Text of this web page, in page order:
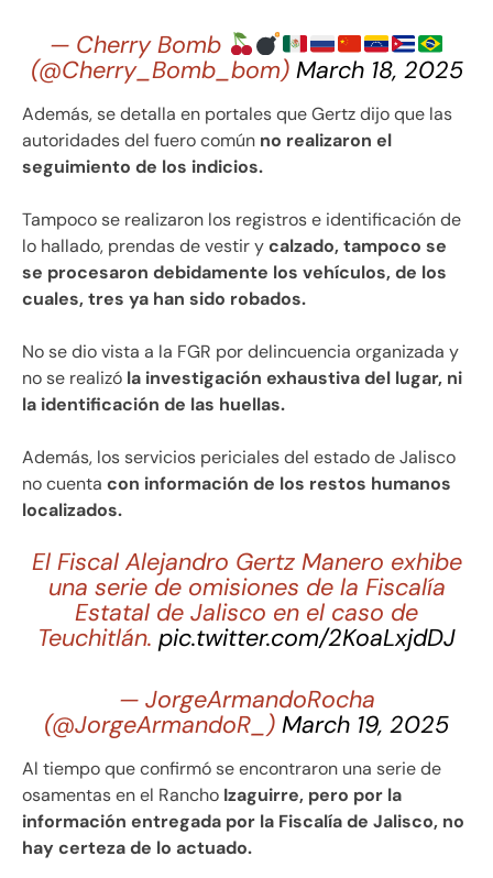
— Cherry Bomb
(@Cherry_Bomb_bom) March 18, 2025
Además, se detalla en portales que Gertz dijo que las
autoridades del fuero común no realizaron el
seguimiento de los indicios.
Tampoco se realizaron los registros e identificación de
lo hallado, prendas de vestir ycalzado, tampoco se
se procesaron debidamente los vehículos, de los
cuales, tres ya han sido robados.
No se dio vista a la FGR por delincuencia organizada y
no se realizó la investigación exhaustiva del lugar, ni
la identificación de las huellas.
Además, los servicios periciales del estado de Jalisco
no cuenta con información de los restos humanos
localizados.
El Fiscal Alejandro Gertz Manero exhibe
una serie de omisiones de la Fiscalía
Estatal de Jalisco en el caso de
Teuchitlán. pic.twitter.com/2KoaLxjdDJ
— JorgeArmandoRocha
(@JorgeArmandoR_) March 19, 2025
Al tiempo que confirmó se encontraron una serie de
osamentas en el Rancho Izaguirre, pero por la
información entregada por la Fiscalía de Jalisco, no
hay certeza de lo actuado.